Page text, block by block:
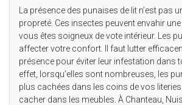
La présence des punaises de lit n’est pas
propreté. Ces insectes peuvent envahir
vous êtes soigneux de vote intérieur. Les
affecter votre confort. Il faut lutter
présence pour éviter leur infestation dans
effet, lorsqu’elles sont nombreuses, les
plus cachées dans les coins de vos
cacher dans les meubles. À Chanteau,